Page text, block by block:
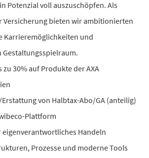
Potenzial voll auszuschöpfen. Als
Versicherung bieten wir ambitionierten
Karrieremöglichkeiten und
zu 30% auf Produkte der AXA
von Halbtax-Abo/GA (anteilig)
Plattform
Handeln
Prozesse und moderne Tools